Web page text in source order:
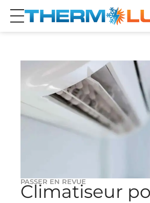
PASSER EN REVUE
Climatiseur